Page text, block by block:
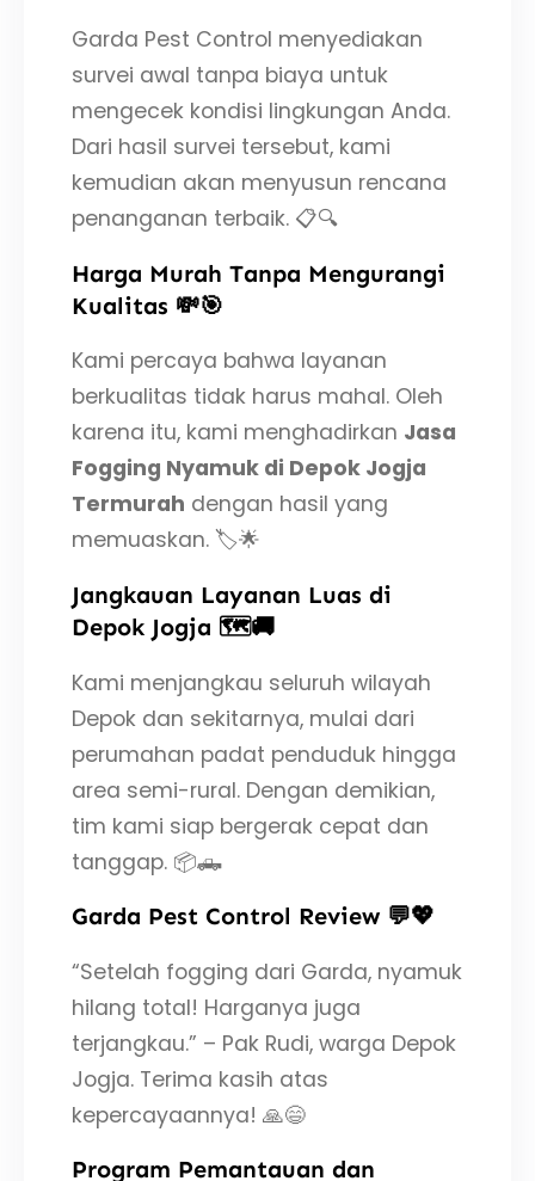
Garda Pest Control menyediakan
survei awal tanpa biaya untuk
mengecek kondisi lingkungan Anda.
Dari hasil survei tersebut, kami
kemudian akan menyusun rencana
penanganan terbaik. 📋🔍
Harga Murah Tanpa Mengurangi
Kualitas 💸🎯
Kami percaya bahwa layanan
berkualitas tidak harus mahal. Oleh
karena itu, kami menghadirkan Jasa
Fogging Nyamuk di Depok Jogja
Termurah dengan hasil yang
memuaskan. 🏷️🌟
Jangkauan Layanan Luas di
Depok Jogja 🗺️🚚
Kami menjangkau seluruh wilayah
Depok dan sekitarnya, mulai dari
perumahan padat penduduk hingga
area semi-rural. Dengan demikian,
tim kami siap bergerak cepat dan
tanggap. 📦🛻
Garda Pest Control Review 💬💖
“Setelah fogging dari Garda, nyamuk
hilang total! Harganya juga
terjangkau.” – Pak Rudi, warga Depok
Jogja. Terima kasih atas
kepercayaannya! 🙏😄
Program Pemantauan dan